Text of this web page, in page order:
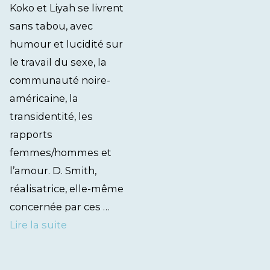
Koko et Liyah se livrent
sans tabou, avec
humour et lucidité sur
le travail du sexe, la
communauté noire-
américaine, la
transidentité, les
rapports
femmes/hommes et
l’amour. D. Smith,
réalisatrice, elle-même
concernée par ces …
Lire la suite